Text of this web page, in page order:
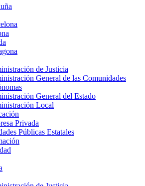
de Justicia
General de las Comunidades
General del Estado
Local
Privada
Públicas Estatales